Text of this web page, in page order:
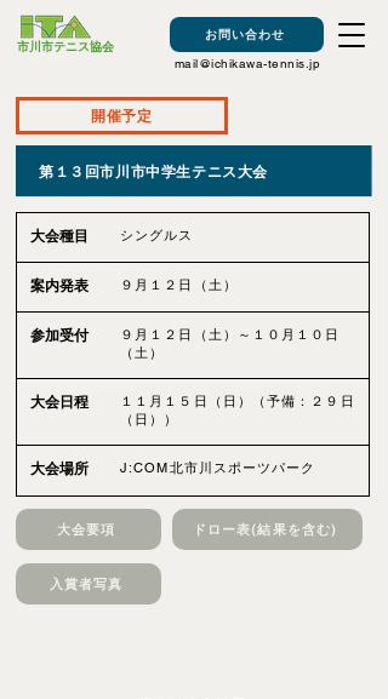
お問い合わせ
​市川市テニス協会
mail@ichikawa-tennis.jp
開催予定
第１３回市川市中学生テニス大会
大会種目 シングルス
案内発表 ９月１２日（土）
参加受付
９月１２日（土）～１０月１０日
（土）
大会日程
１１月１５日（日）（予備：２９日
（日））
大会場所 J:COM北市川スポーツパーク
大会要項 ドロー表(結果を含む)
入賞者写真